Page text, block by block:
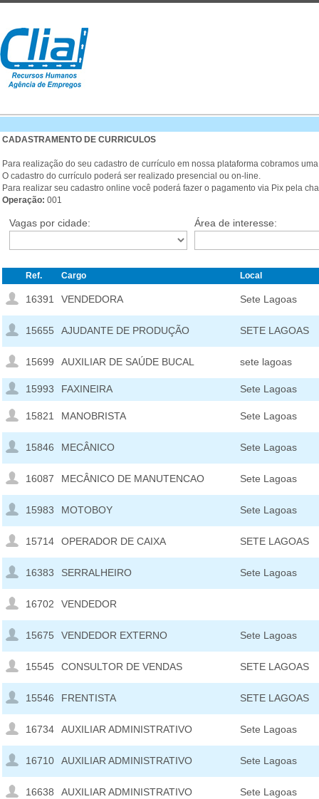
CADASTRAMENTO DE CURRICULOS
Para realização do seu cadastro de currículo em nossa plataforma cobramos
O cadastro do currículo poderá ser realizado presencial ou on-line.
Para realizar seu cadastro online você poderá fazer o pagamento via Pix pela
Operação: 001
Vagas por cidade: Área de interesse:
Ref. Cargo Local
16391 VENDEDORA Sete Lagoas
15655 AJUDANTE DE PRODUÇÃO SETE LAGOAS
15699 AUXILIAR DE SAÚDE BUCAL sete lagoas
15993 FAXINEIRA Sete Lagoas
15821 MANOBRISTA Sete Lagoas
15846 MECÂNICO Sete Lagoas
16087 MECÂNICO DE MANUTENCAO Sete Lagoas
15983 MOTOBOY Sete Lagoas
15714 OPERADOR DE CAIXA SETE LAGOAS
16383 SERRALHEIRO Sete Lagoas
16702 VENDEDOR
15675 VENDEDOR EXTERNO Sete Lagoas
15545 CONSULTOR DE VENDAS SETE LAGOAS
15546 FRENTISTA SETE LAGOAS
16734 AUXILIAR ADMINISTRATIVO Sete Lagoas
16710 AUXILIAR ADMINISTRATIVO Sete Lagoas
16638 AUXILIAR ADMINISTRATIVO Sete Lagoas